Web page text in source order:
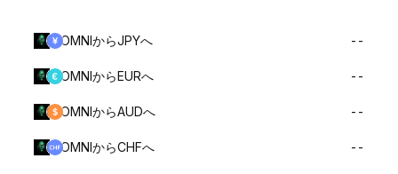
OMNIからJPYへ --
OMNIからEURへ --
OMNIからAUDへ --
OMNIからCHFへ --